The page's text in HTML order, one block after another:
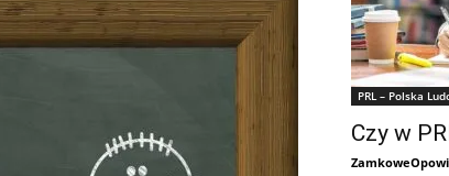
PRL – Polska
Czy w